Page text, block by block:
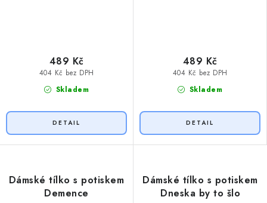
Skladem
404 Kč bez DPH
489 Kč
Skladem
404 Kč bez DPH
489 Kč
Dámské tílko s potiskem
Demence
Dámské tílko s potiskem
Dneska by to šlo